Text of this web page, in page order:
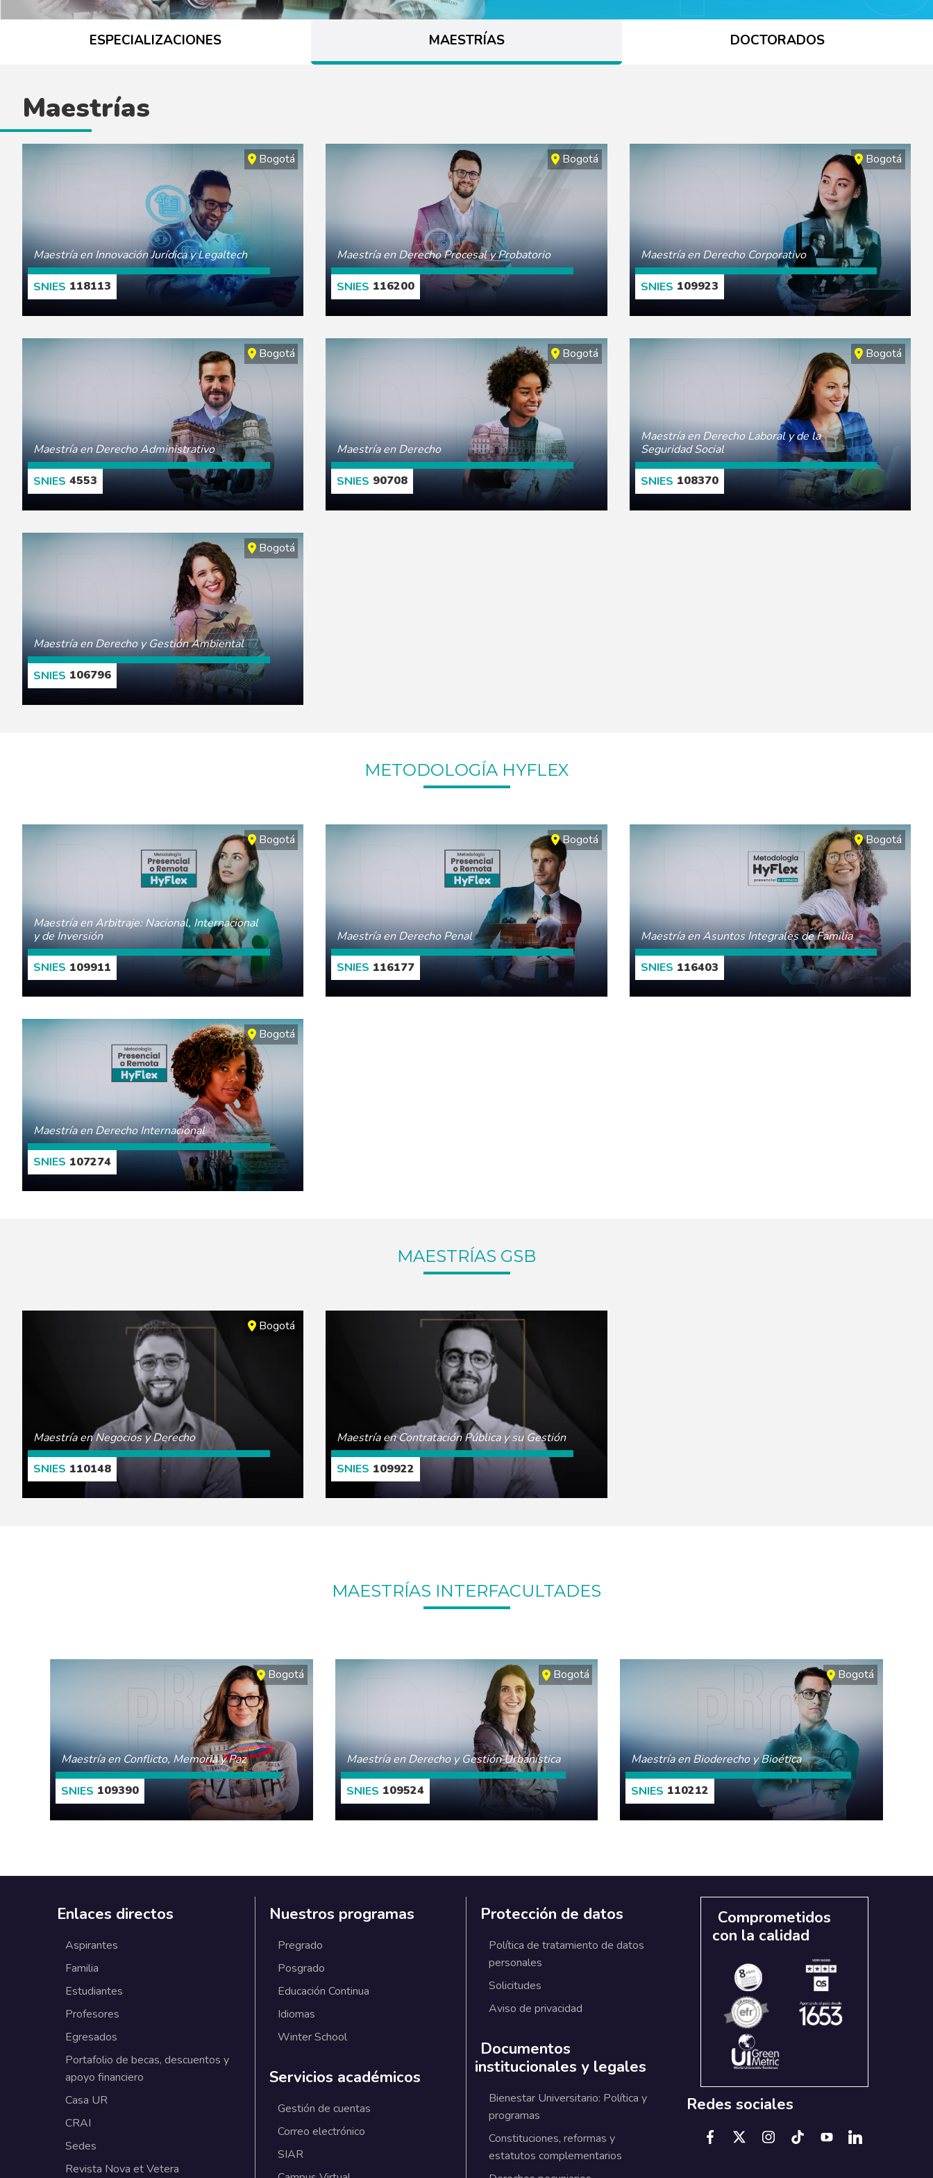
ESPECIALIZACIONES MAESTRÍAS DOCTORADOS
Maestrías
Bogotá
Maestría en Innovación Jurídica y Legaltech
118113
CONOCE MÁS
Bogotá
Maestría en Derecho Procesal y Probatorio
116200
CONOCE MÁS
Bogotá
Maestría en Derecho Corporativo
109923
CONOCE MÁS
Bogotá
Maestría en Derecho Administrativo
4553
CONOCE MÁS
Bogotá
Maestría en Derecho
90708
Bogotá
Maestría en Derecho Laboral y de la
Seguridad Social
108370
Bogotá
Maestría en Derecho y Gestión Ambiental
106796
METODOLOGÍA HYFLEX
Bogotá
Maestría en Arbitraje: Nacional, Internacional
y de Inversión
109911
CONOCE MÁS
Bogotá
Maestría en Derecho Penal
116177
Bogotá
Maestría en Asuntos Integrales de Familia
116403
Bogotá
Maestría en Derecho Internacional
107274
MAESTRÍAS GSB
Bogotá
Maestría en Negocios y Derecho
110148
Maestría en Contratación Pública y su Gestión
109922
MAESTRÍAS INTERFACULTADES
Bogotá
Maestría en Conflicto, Memoria y Paz
109390
Bogotá
Maestría en Derecho y Gestión Urbanística
109524
Bogotá
Maestría en Bioderecho y Bioética
110212
Enlaces directos
Aspirantes
Familia
Estudiantes
Profesores
Egresados
Portafolio de becas, descuentos y
apoyo financiero
Casa UR
CRAI
Sedes
Revista Nova et Vetera
Nuestros programas
Pregrado
Posgrado
Educación Continua
Idiomas
Winter School
Servicios académicos
Gestión de cuentas
Correo electrónico
SIAR
Protección de datos
Política de tratamiento de datos
personales
Solicitudes
Aviso de privacidad
Documentos
institucionales y legales
Bienestar Universitario: Política y
programas
Constituciones, reformas y
estatutos complementarios
Comprometidos
con la calidad
Redes sociales